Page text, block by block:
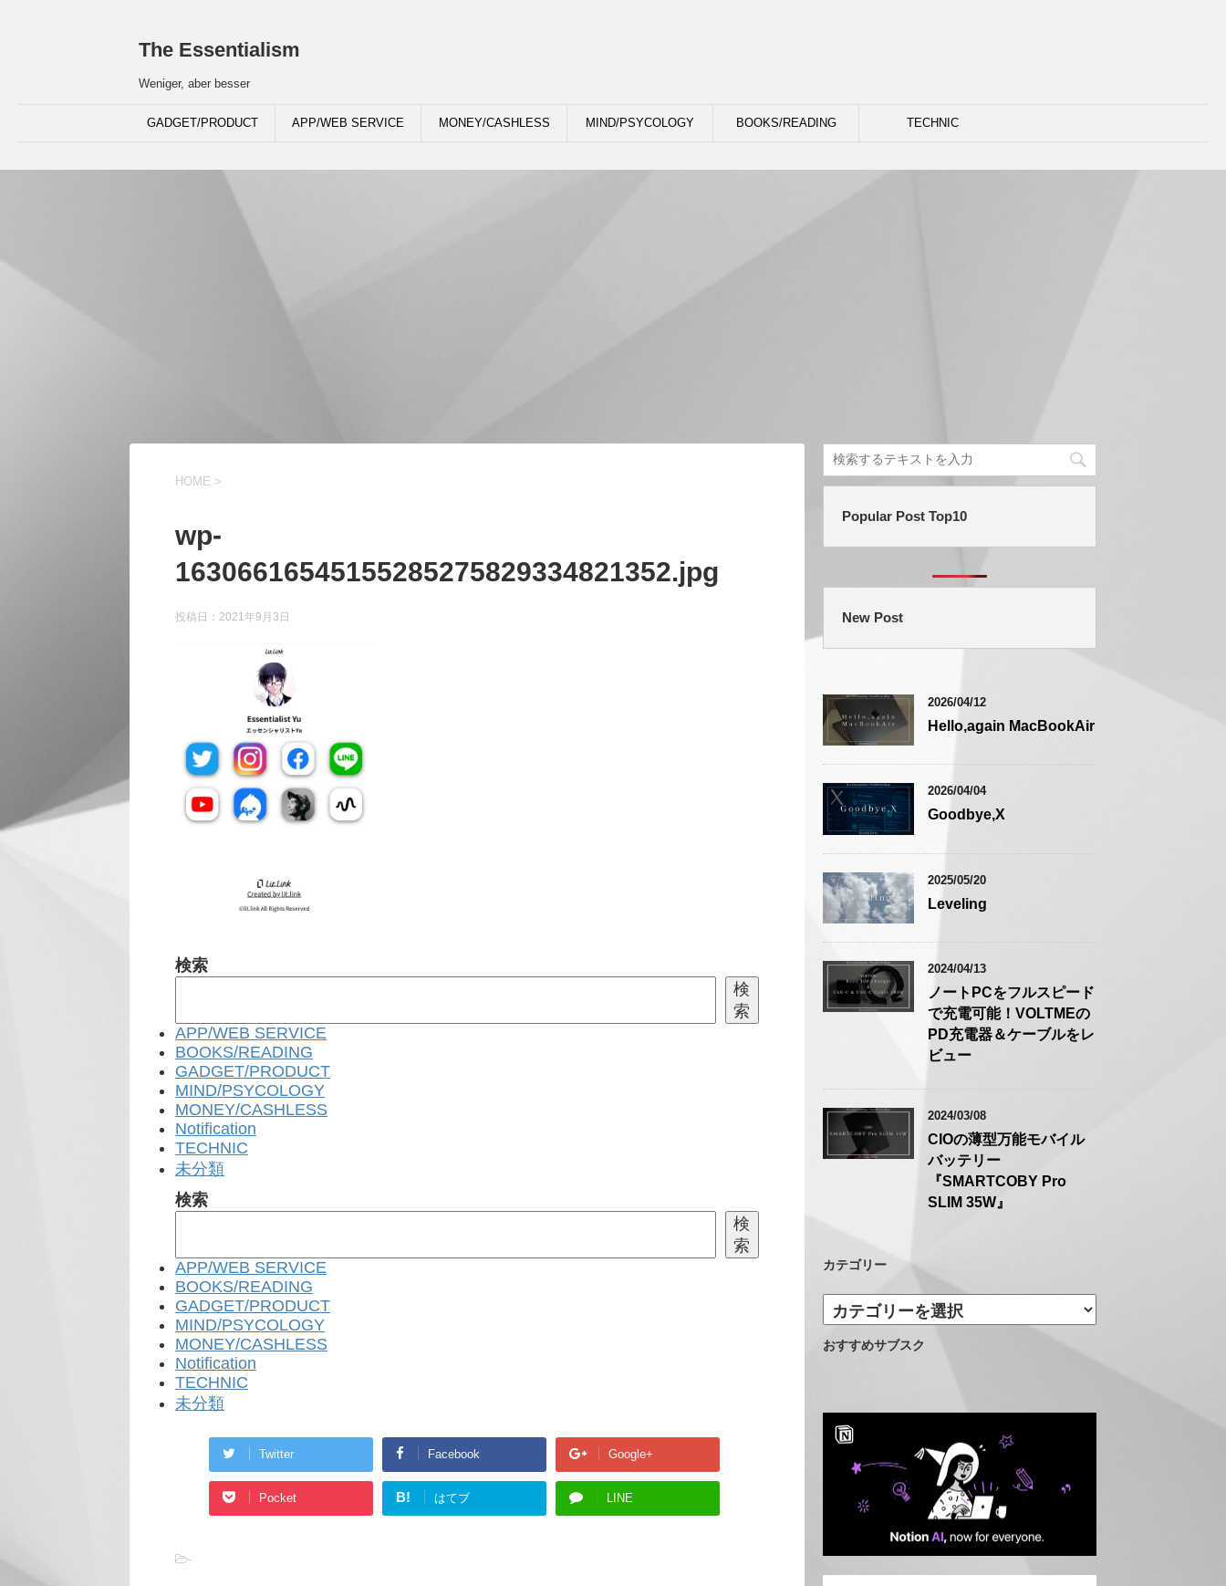
The Essentialism
Weniger, aber besser
GADGET/PRODUCT APP/WEB SERVICE MONEY/CASHLESS MIND/PSYCOLOGY BOOKS/READING TECHNIC
HOME >
wp-
16306616545155285275829334821352.jpg
投稿日： 2021年9月3日
検索
検
索
APP/WEB SERVICE
BOOKS/READING
GADGET/PRODUCT
MIND/PSYCOLOGY
MONEY/CASHLESS
Notification
TECHNIC
未分類
検索
検
索
APP/WEB SERVICE
BOOKS/READING
GADGET/PRODUCT
MIND/PSYCOLOGY
MONEY/CASHLESS
Notification
TECHNIC
未分類
Twitter Facebook Google+
Pocket B! はてブ LINE
-
Popular Post Top10
New Post
2026/04/12
Hello,again MacBookAir
2026/04/04
Goodbye,X
2025/05/20
Leveling
2024/04/13
ノートPCをフルスピード
で充電可能！VOLTMEの
PD充電器＆ケーブルをレ
ビュー
2024/03/08
CIOの薄型万能モバイル
バッテリー
『SMARTCOBY Pro
SLIM 35W』
カテゴリー
カ
テ
ゴ
おすすめサブスク